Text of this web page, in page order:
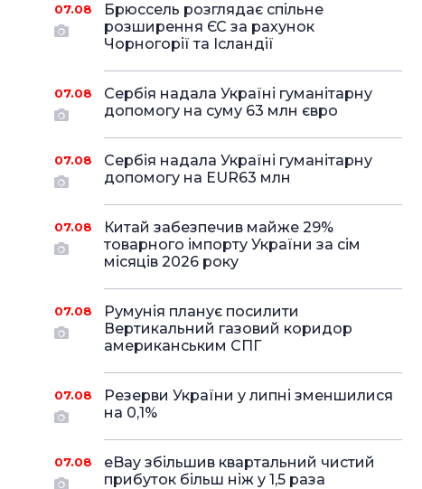
07.08
Брюссель розглядає спільне
розширення ЄС за рахунок
Чорногорії та Ісландії
07.08
Сербія надала Україні гуманітарну
допомогу на суму 63 млн євро
07.08
Сербія надала Україні гуманітарну
допомогу на EUR63 млн
07.08
Китай забезпечив майже 29%
товарного імпорту України за сім
місяців 2026 року
07.08
Румунія планує посилити
Вертикальний газовий коридор
американським СПГ
07.08
Резерви України у липні зменшилися
на 0,1%
07.08
eBay збільшив квартальний чистий
прибуток більш ніж у 1,5 раза